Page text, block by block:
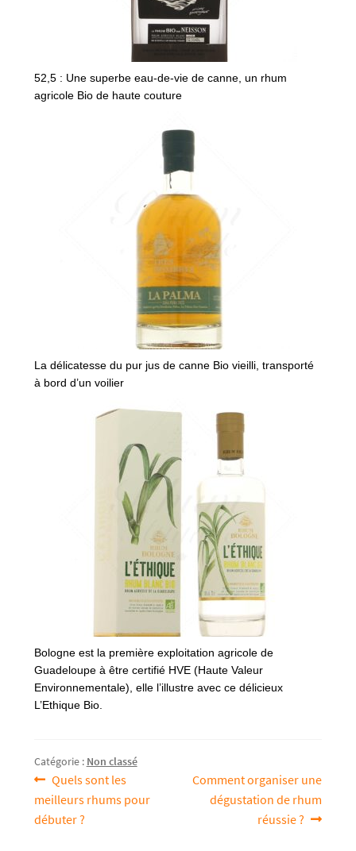
52,5 : Une superbe eau-de-vie de canne, un rhum
agricole Bio de haute couture
La délicatesse du pur jus de canne Bio vieilli, transporté
à bord d’un voilier
Bologne est la première exploitation agricole de
Guadeloupe à être certifié HVE (Haute Valeur
Environnementale), elle l’illustre avec ce délicieux
L’Ethique Bio.
Catégorie : Non classé
Navigation
de
Article
précédent :
Quels sont les
meilleurs rhums pour
débuter ?
Article
suivant :
Comment organiser une
dégustation de rhum
réussie ?